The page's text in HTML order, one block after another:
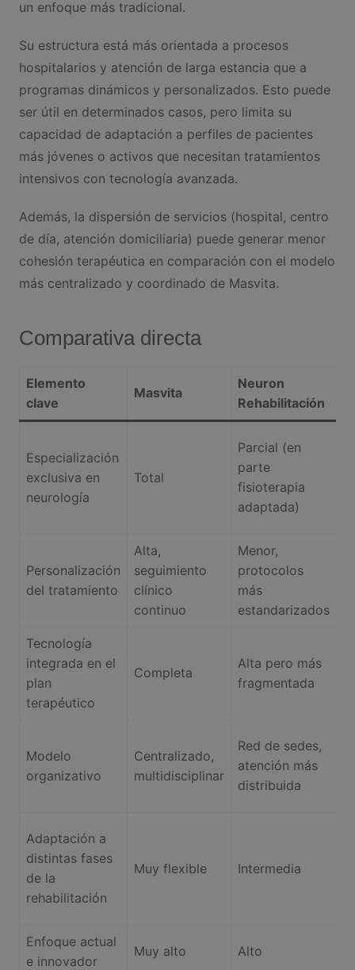
un enfoque más tradicional.
Su estructura está más orientada a procesos
hospitalarios y atención de larga estancia que a
programas dinámicos y personalizados. Esto puede
ser útil en determinados casos, pero limita su
capacidad de adaptación a perfiles de pacientes
más jóvenes o activos que necesitan tratamientos
intensivos con tecnología avanzada.
Además, la dispersión de servicios (hospital, centro
de día, atención domiciliaria) puede generar menor
cohesión terapéutica en comparación con el modelo
más centralizado y coordinado de Masvita.
Comparativa directa
Elemento
clave
Masvita
Neuron
Rehabilitación
Especialización
exclusiva en
neurología
Total
Parcial (en
parte
fisioterapia
adaptada)
Personalización
del tratamiento
Alta,
seguimiento
clínico
continuo
Menor,
protocolos
más
estandarizados
Tecnología
integrada en el
plan
terapéutico
Completa
Alta pero más
fragmentada
Modelo
organizativo
Centralizado,
multidisciplinar
Red de sedes,
atención más
distribuida
Adaptación a
distintas fases
de la
rehabilitación
Muy flexible Intermedia
Enfoque actual
e innovador
Muy alto Alto